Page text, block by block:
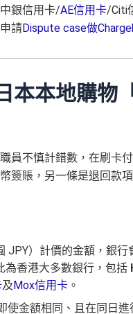
銀信用卡/AE信用卡/Citi
請Dispute case做
本本地購物
員不慎計錯數，在刷卡
簽賬，另一條是退回款
JPY）計價的金額，銀
為香港大多數銀行，包括
及Mox信用卡 。
使金額相同、且在同日